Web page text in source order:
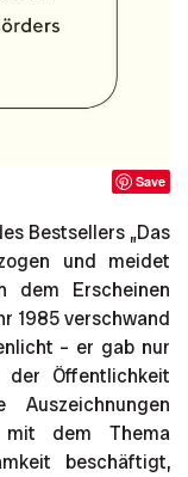
Save
Bestsellers „Das
und meidet
dem Erscheinen
1985 verschwand
– er gab nur
Öffentlichkeit
dem Thema
beschäftigt,